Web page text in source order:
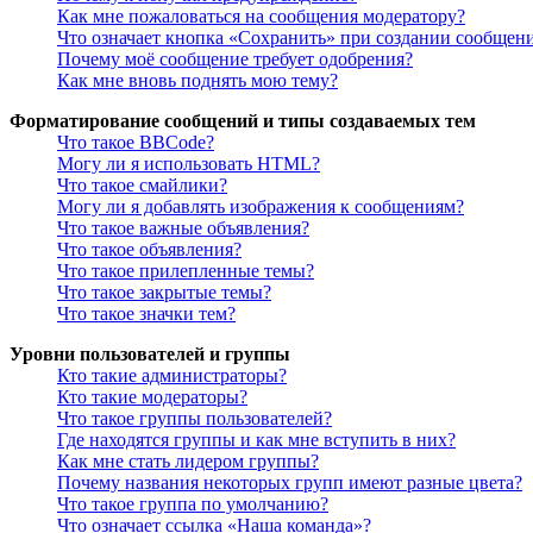
Как мне пожаловаться на сообщения модератору?
Что означает кнопка «Сохранить» при создании
Почему моё сообщение требует одобрения?
Как мне вновь поднять мою тему?
Форматирование сообщений и типы создаваемых тем
Что такое BBCode?
Могу ли я использовать HTML?
Что такое смайлики?
Могу ли я добавлять изображения к сообщениям?
Что такое важные объявления?
Что такое объявления?
Что такое прилепленные темы?
Что такое закрытые темы?
Что такое значки тем?
Уровни пользователей и группы
Кто такие администраторы?
Кто такие модераторы?
Что такое группы пользователей?
Где находятся группы и как мне вступить в них?
Как мне стать лидером группы?
Почему названия некоторых групп имеют разные цвета?
Что такое группа по умолчанию?
Что означает ссылка «Наша команда»?